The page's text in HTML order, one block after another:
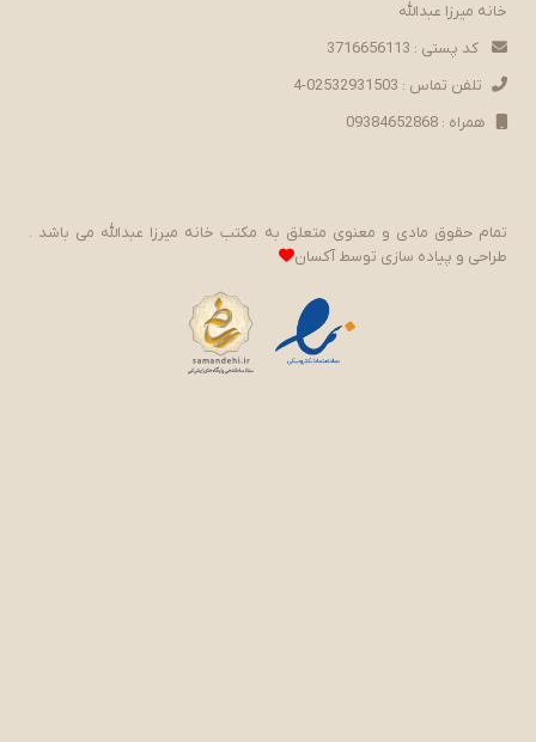
خانه میرزا عبدالله
کد پستی : 3716656113
تلفن تماس : 02532931503-4
همراه : 09384652868
تمام حقوق مادی و معنوی متعلق به مکتب خانه میرزا عبدالله می باشد .
طراحی و پیاده سازی توسطآکسان